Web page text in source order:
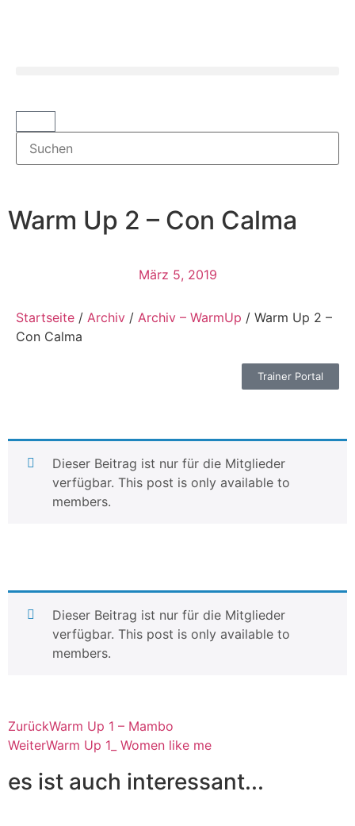
Warm Up 2 – Con Calma
März 5, 2019
Startseite / Archiv / Archiv – WarmUp / Warm Up 2 –
Con Calma
Trainer Portal
Dieser Beitrag ist nur für die Mitglieder
verfügbar. This post is only available to
members.
Dieser Beitrag ist nur für die Mitglieder
verfügbar. This post is only available to
members.
ZurückWarm Up 1 – Mambo
WeiterWarm Up 1_ Women like me
es ist auch interessant...